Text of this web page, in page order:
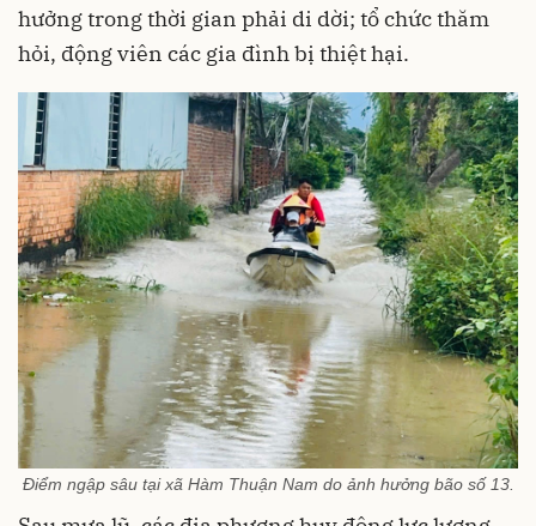
hưởng trong thời gian phải di dời; tổ chức thăm
hỏi, động viên các gia đình bị thiệt hại.
Điểm ngập sâu tại xã Hàm Thuận Nam do ảnh hưởng bão số 13.